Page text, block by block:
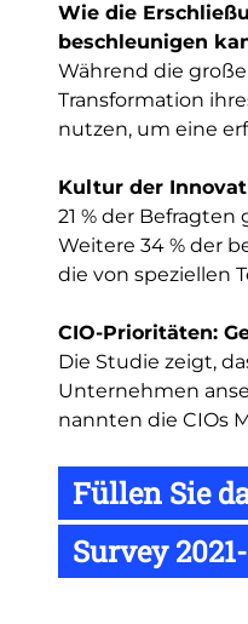
Wie die
beschleunigen
Während die
Transformation
nutzen, um eine
Kultur der
21 % der
Weitere 34 % der
die von speziellen
CIO-Prioritäten:
Die Studie zeigt,
Unternehmen
nannten die CIOs
Füllen Sie
Survey